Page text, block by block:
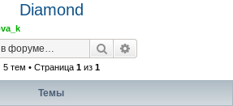
Diamond
Поиск
5 тем • Страница 1из 1
Темы